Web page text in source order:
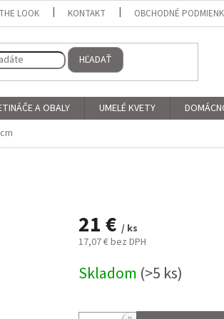
LOOK KONTAKT OBCHODNÉ
HĽADAŤ
A OBALY UMELÉ KVETY
21 € / ks
17,07 € bez DPH
cena:
Skladom (>5 ks)